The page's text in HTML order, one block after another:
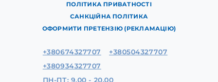
ПОЛІТИКА ПРИВАТНОСТІ
САНКЦІЙНА ПОЛІТИКА
ОФОРМИТИ ПРЕТЕНЗІЮ (РЕКЛАМАЦІЮ)
+380674327707
+380504327707
+380934327707
ПН-ПТ: 9.00 - 20.00